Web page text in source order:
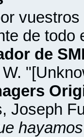
de todo
de
Joseph